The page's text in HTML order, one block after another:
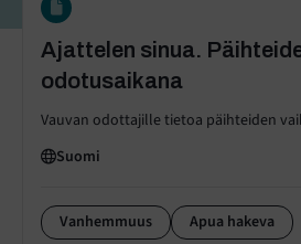
Ajattelen sinua.
odotusaikana
Vauvan odottajille tietoa päihteiden
Suomi
Vanhemmuus Apua hakeva